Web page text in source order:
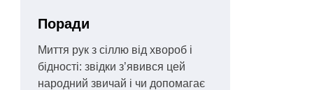
Поради
Миття рук з сіллю від хвороб і
бідності: звідки з’явився цей
народний звичай і чи допомагає